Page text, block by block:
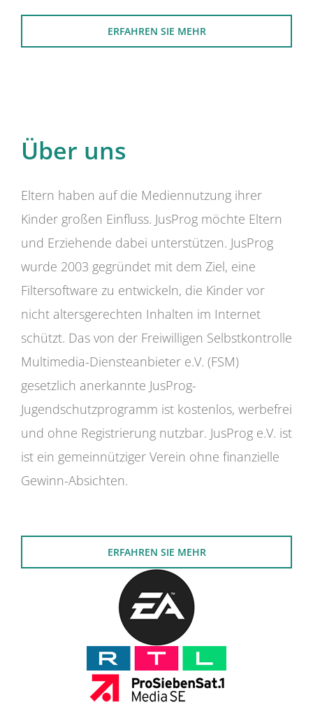
ERFAHREN SIE MEHR
Über uns
Eltern haben auf die Mediennutzung ihrer
Kinder großen Einfluss. JusProg möchte Eltern
und Erziehende dabei unterstützen. JusProg
wurde 2003 gegründet mit dem Ziel, eine
Filtersoftware zu entwickeln, die Kinder vor
nicht altersgerechten Inhalten im Internet
schützt. Das von der Freiwilligen Selbstkontrolle
Multimedia-Diensteanbieter e.V. (FSM)
gesetzlich anerkannte JusProg-
Jugendschutzprogramm ist kostenlos, werbefrei
und ohne Registrierung nutzbar. JusProg e.V. ist
ist ein gemeinnütziger Verein ohne finanzielle
Gewinn-Absichten.
ERFAHREN SIE MEHR